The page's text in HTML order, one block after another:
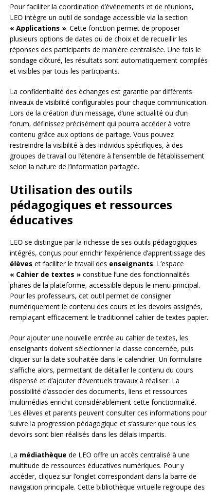
Pour faciliter la coordination d’événements et de réunions,
LEO intègre un outil de sondage accessible via la section
« Applications ». Cette fonction permet de proposer
plusieurs options de dates ou de choix et de recueillir les
réponses des participants de manière centralisée. Une fois le
sondage clôturé, les résultats sont automatiquement compilés
et visibles par tous les participants.
La confidentialité des échanges est garantie par différents
niveaux de visibilité configurables pour chaque communication.
Lors de la création d’un message, d’une actualité ou d’un
forum, définissez précisément qui pourra accéder à votre
contenu grâce aux options de partage. Vous pouvez
restreindre la visibilité à des individus spécifiques, à des
groupes de travail ou l’étendre à l’ensemble de l’établissement
selon la nature de l’information partagée.
Utilisation des outils
pédagogiques et ressources
éducatives
LEO se distingue par la richesse de ses outils pédagogiques
intégrés, conçus pour enrichir l’expérience d’apprentissage des
élèves et faciliter le travail des enseignants. L’espace
« Cahier de textes » constitue l’une des fonctionnalités
phares de la plateforme, accessible depuis le menu principal.
Pour les professeurs, cet outil permet de consigner
numériquement le contenu des cours et les devoirs assignés,
remplaçant efficacement le traditionnel cahier de textes papier.
Pour ajouter une nouvelle entrée au cahier de textes, les
enseignants doivent sélectionner la classe concernée, puis
cliquer sur la date souhaitée dans le calendrier. Un formulaire
s’affiche alors, permettant de détailler le contenu du cours
dispensé et d’ajouter d’éventuels travaux à réaliser. La
possibilité d’associer des documents, liens et ressources
multimédias enrichit considérablement cette fonctionnalité.
Les élèves et parents peuvent consulter ces informations pour
suivre la progression pédagogique et s’assurer que tous les
devoirs sont bien réalisés dans les délais impartis.
La médiathèque de LEO offre un accès centralisé à une
multitude de ressources éducatives numériques. Pour y
accéder, cliquez sur l’onglet correspondant dans la barre de
navigation principale. Cette bibliothèque virtuelle regroupe des